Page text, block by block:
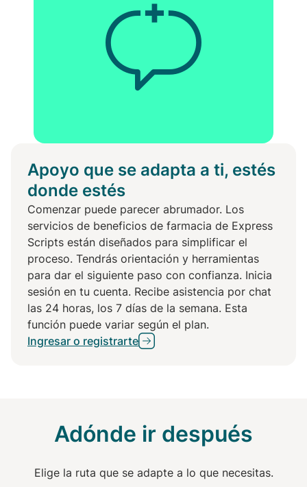
Apoyo que se adapta a ti, estés
donde estés
Comenzar puede parecer abrumador. Los
servicios de beneficios de farmacia de Express
Scripts están diseñados para simplificar el
proceso. Tendrás orientación y herramientas
para dar el siguiente paso con confianza. Inicia
sesión en tu cuenta. Recibe asistencia por chat
las 24 horas, los 7 días de la semana. Esta
función puede variar según el plan.
Ingresar o registrarte
Adónde ir después
Elige la ruta que se adapte a lo que necesitas.